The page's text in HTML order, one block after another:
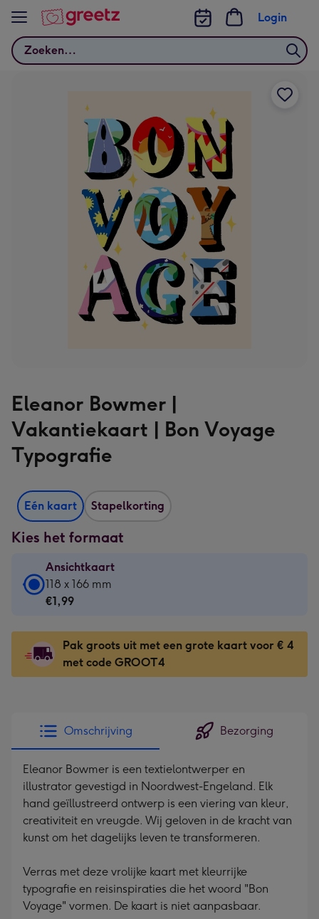
Bekijk meer
Zoeken
Login
Eleanor Bowmer |
Vakantiekaart | Bon Voyage
Typografie
Eén kaart Stapelkorting
Kies het formaat
Ansichtkaart
Ansichtkaart
-
-
118
x
Dimensions:
118
x
166
mm
118 x 166 mm
€1,99
Pak groots uit met een grote kaart voor € 4
met code GROOT4
Omschrijving Bezorging
Eleanor Bowmer is een textielontwerper en
illustrator gevestigd in Noordwest-Engeland. Elk
hand geïllustreerd ontwerp is een viering van kleur,
creativiteit en vreugde. Wij geloven in de kracht van
kunst om het dagelijks leven te transformeren.
Verras met deze vrolijke kaart met kleurrijke
typografie en reisinspiraties die het woord "Bon
Voyage" vormen. De kaart is niet aanpasbaar.